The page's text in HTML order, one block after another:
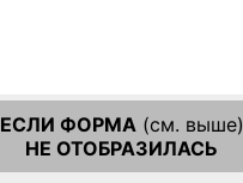
ЕСЛИ ФОРМА(см. выше)
НЕ ОТОБРАЗИЛАСЬ